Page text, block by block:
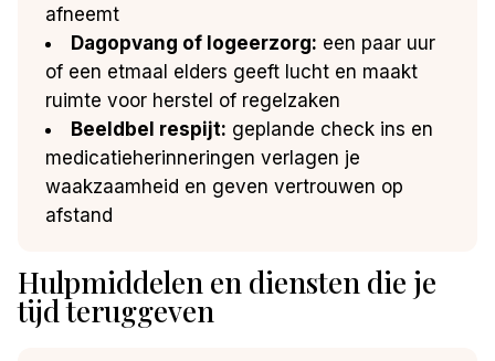
afneemt
Dagopvang of logeerzorg: een paar uur
of een etmaal elders geeft lucht en maakt
ruimte voor herstel of regelzaken
Beeldbel respijt: geplande check ins en
medicatieherinneringen verlagen je
waakzaamheid en geven vertrouwen op
afstand
Hulpmiddelen en diensten die je
tijd teruggeven